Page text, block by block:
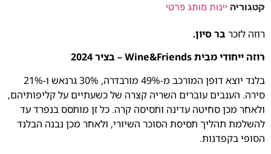
קטגוריה יינות מותג פרטי
רוזה לזכר בר סיון.
רוזה ייחודי מבית Wine&Friends – בציר 2024
בלנד יוצא דופן המורכב מ-49% מורבדרה, 30% גרנאש ו-21%
סירה. הענבים עוברים השריה קצרה של כשעתיים על קליפותיהם,
ולאחר מכן סחיטה עדינה ותסיסה קרה. כל זן מותסס בנפרד עד
להשלמת תהליך תסיסת הסוכר השיורי, ולאחר מכן נבנה הבלנד
הסופי בקפדנות.